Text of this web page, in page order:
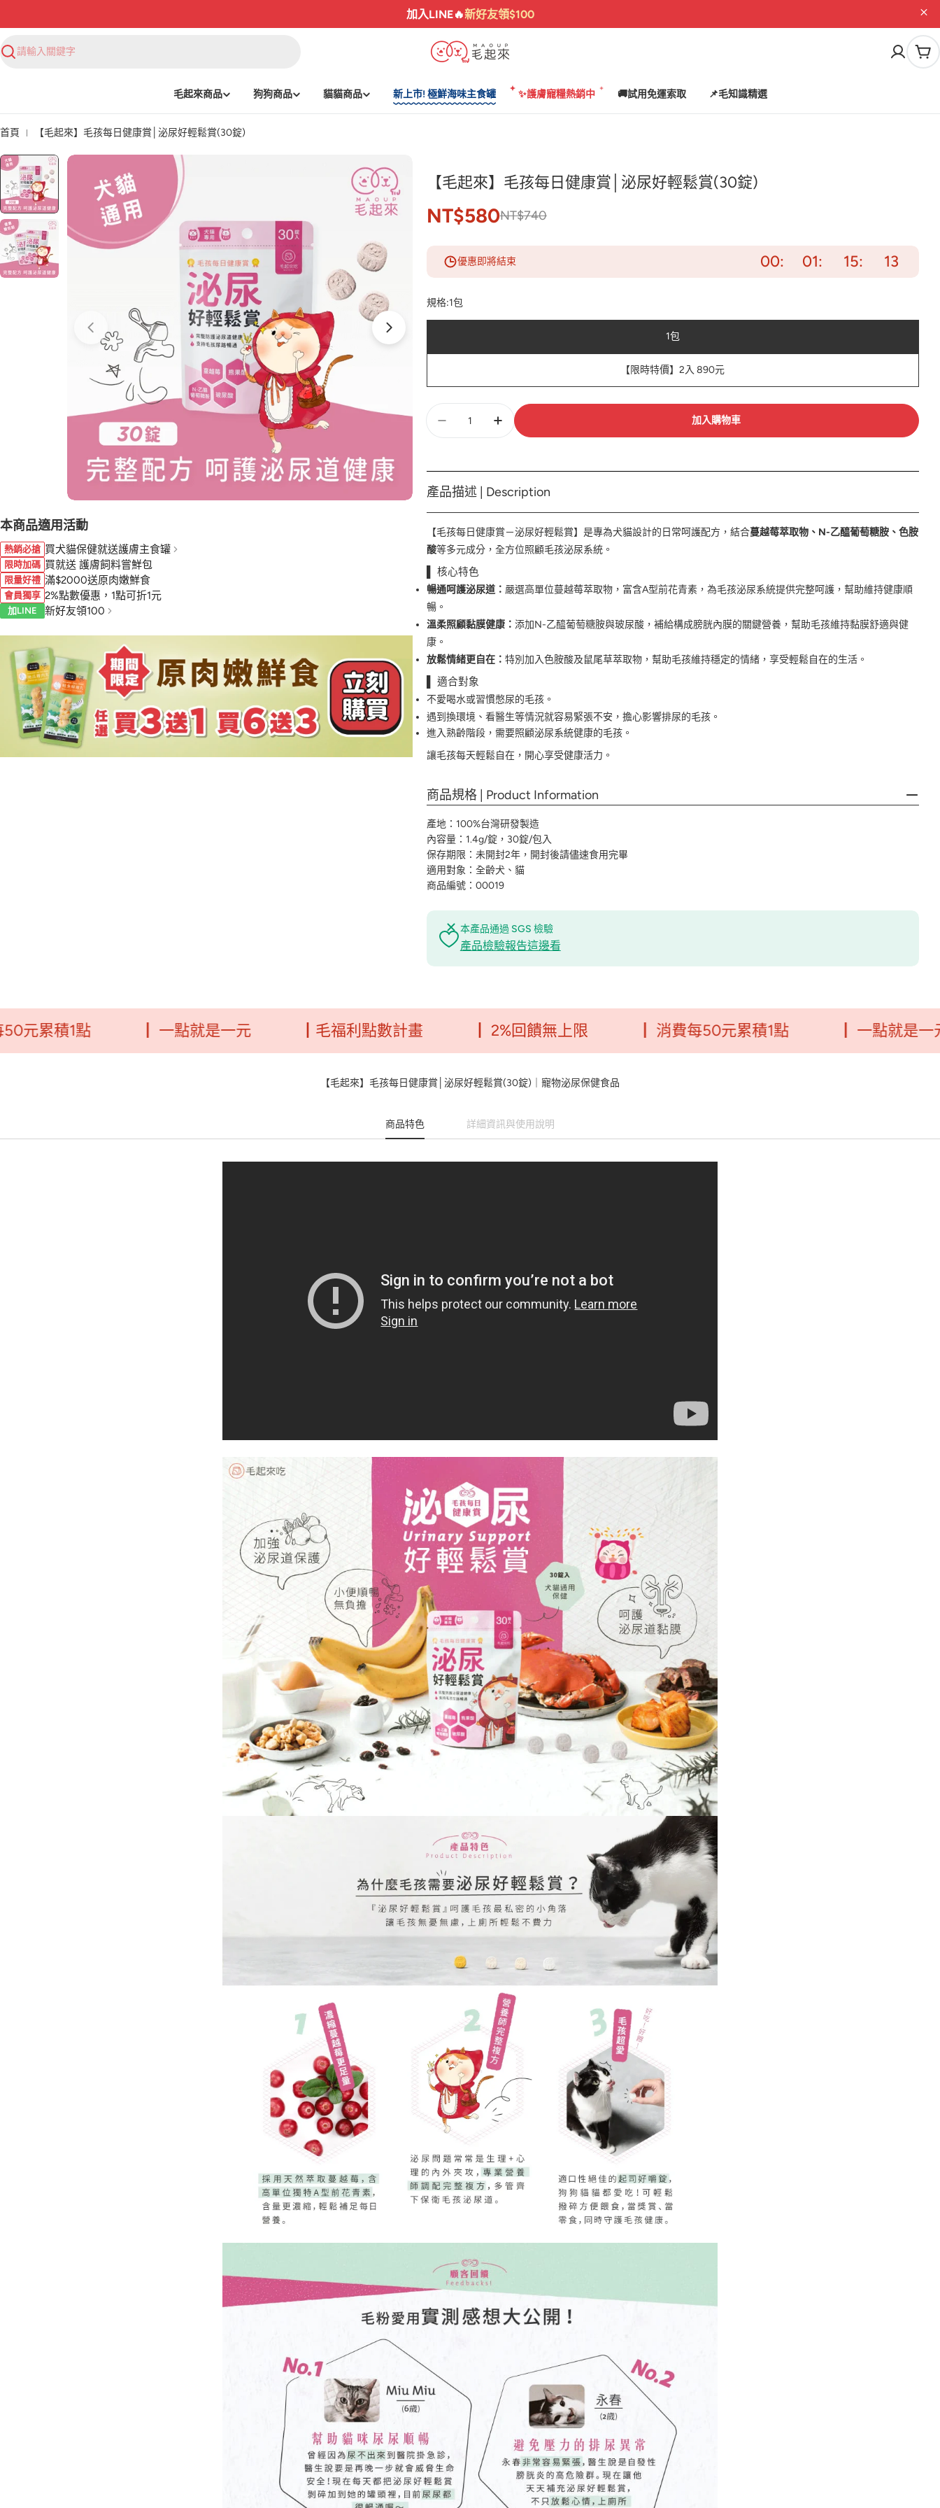
加入LINE🔥新好友領$100
搜
購
毛起來商品 狗狗商品 貓貓商品 新上市! 極鮮海味主食罐 ✨護膚寵糧熱銷中 🚚試用免運索取 📌毛知識精選
首頁 【毛起來】毛孩每日健康賞│泌尿好輕鬆賞(30錠)
本商品適用活動
熱銷必搶 買犬貓保健就送護膚主食罐
限時加碼 買就送 護膚飼料嘗鮮包
限量好禮 滿$2000送原肉嫩鮮食
會員獨享 2%點數優惠，1點可折1元
加LINE 新好友領100
【毛起來】毛孩每日健康賞│泌尿好輕鬆賞(30錠)
NT$580NT$740
優惠即將結束 00 01 15 11
規格:1包
1包
【限時特價】2入 890元
加入購物車
產品描述 | Description
【毛孩每日健康賞－泌尿好輕鬆賞】是專為犬貓設計的日常呵護配方，結合蔓越莓萃取物、N-乙醯葡萄糖胺、色胺
酸等多元成分，全方位照顧毛孩泌尿系統。
▌ 核心特色
暢通呵護泌尿道： 嚴選高單位蔓越莓萃取物，富含A型前花青素，為毛孩泌尿系統提供完整呵護，幫助維持健康順
暢。
溫柔照顧黏膜健康： 添加N-乙醯葡萄糖胺與玻尿酸，補給構成膀胱內膜的關鍵營養，幫助毛孩維持黏膜舒適與健
康。
放鬆情緒更自在： 特別加入色胺酸及鼠尾草萃取物，幫助毛孩維持穩定的情緒，享受輕鬆自在的生活。
▌ 適合對象
不愛喝水或習慣憋尿的毛孩。
遇到換環境、看醫生等情況就容易緊張不安，擔心影響排尿的毛孩。
進入熟齡階段，需要照顧泌尿系統健康的毛孩。
讓毛孩每天輕鬆自在，開心享受健康活力。
商品規格 | Product Information
產地：100%台灣研發製造
內容量：1.4g/錠，30錠/包入
保存期限：未開封2年，開封後請儘速食用完畢
適用對象：全齡犬、貓
商品編號：00019
本產品通過 SGS 檢驗
產品檢驗報告這邊看
1點 ┃ 一點就是一元 ┃毛福利點數計畫 ┃ 2%回饋無上限 ┃ 消費每50元累積1點 ┃ 一點就是一元
【毛起來】毛孩每日健康賞│泌尿好輕鬆賞(30錠)｜寵物泌尿保健食品
商品特色 詳細資訊與使用說明